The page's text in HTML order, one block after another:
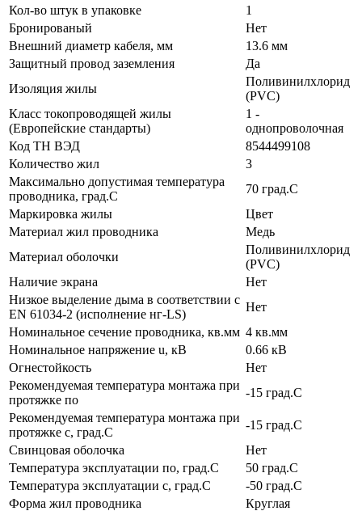
Кол-во штук в упаковке
1
Бронированый
Нет
Внешний диаметр кабеля, мм
13.6 мм
Защитный провод заземления
Да
Изоляция жилы
Поливинилхлорид
(PVC)
Класс токопроводящей жилы
(Европейские стандарты)
1 -
однопроволочная
Код ТН ВЭД
8544499108
Количество жил
3
Максимально допустимая температура
проводника, град.C
70 град.C
Маркировка жилы
Цвет
Материал жил проводника
Медь
Материал оболочки
Поливинилхлорид
(PVC)
Наличие экрана
Нет
Низкое выделение дыма в соответствии с
EN 61034-2 (исполнение нг-LS)
Нет
Номинальное сечение проводника, кв.мм 4 кв.мм
Номинальное напряжение u, кВ
0.66 кВ
Огнестойкость
Нет
Рекомендуемая температура монтажа при
протяжке по
-15 град.C
Рекомендуемая температура монтажа при
протяжке с, град.C
-15 град.C
Свинцовая оболочка
Нет
Температура эксплуатации по, град.C
50 град.C
Температура эксплуатации с, град.C
-50 град.C
Форма жил проводника
Круглая